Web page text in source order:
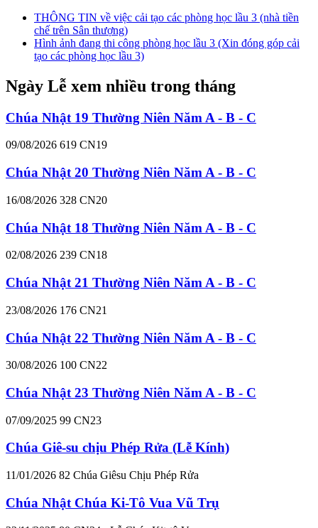
THÔNG TIN về việc cải tạo các phòng học lầu 3 (nhà tiền
chế trên Sân thượng)
Hình ảnh đang thi công phòng học lầu 3 (Xin đóng góp cải
tạo các phòng học lầu 3)
Ngày Lễ xem nhiều trong tháng
Chúa Nhật 19 Thường Niên Năm A - B - C
09/08/2026 619 CN19
Chúa Nhật 20 Thường Niên Năm A - B - C
16/08/2026 328 CN20
Chúa Nhật 18 Thường Niên Năm A - B - C
02/08/2026 239 CN18
Chúa Nhật 21 Thường Niên Năm A - B - C
23/08/2026 176 CN21
Chúa Nhật 22 Thường Niên Năm A - B - C
30/08/2026 100 CN22
Chúa Nhật 23 Thường Niên Năm A - B - C
07/09/2025 99 CN23
Chúa Giê-su chịu Phép Rửa (Lễ Kính)
11/01/2026 82 Chúa Giêsu Chịu Phép Rửa
Chúa Nhật Chúa Ki-Tô Vua Vũ Trụ